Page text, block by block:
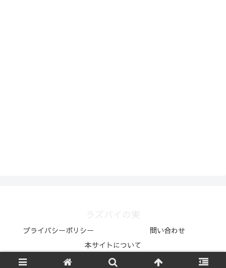
プライバシーポリシー
問い合わせ
本サイトについて
Copyright © 2020-2026 ラズパイの実 All Rights Reserved.